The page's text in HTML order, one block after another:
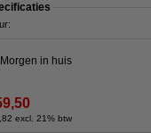
Morgen in huis
excl. 21% btw